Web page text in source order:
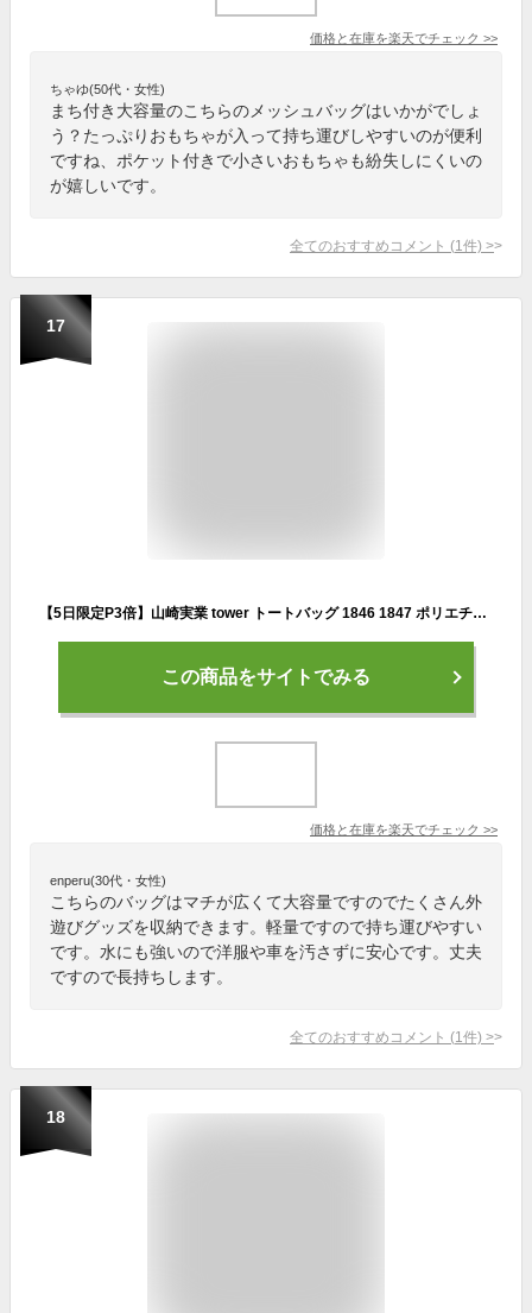
価格と在庫を楽天でチェック >>
ちゃゆ(50代・女性)
まち付き大容量のこちらのメッシュバッグはいかがでしょ
う？たっぷりおもちゃが入って持ち運びしやすいのが便利
ですね、ポケット付きで小さいおもちゃも紛失しにくいの
が嬉しいです。
全てのおすすめコメント (1 件) >
17
【5日限定P3倍】山崎実業 tower トートバッグ 1846 1847 ポリエチレンシート外遊び収納バッグ タワー ワイド 大きい 大容量 特大 大型 軽量 袋 ギアバッグ キャンプ アウトドア ランドリー おもちゃ ボール キッズバイク 収納 防水 撥水 丈夫 折りたたみ 持ち運び 肩掛け 無
この商品をサイトでみる
価格と在庫を楽天でチェック >>
enperu(30代・女性)
こちらのバッグはマチが広くて大容量ですのでたくさん外
遊びグッズを収納できます。軽量ですので持ち運びやすい
です。水にも強いので洋服や車を汚さずに安心です。丈夫
ですので長持ちします。
全てのおすすめコメント (1 件) >
18